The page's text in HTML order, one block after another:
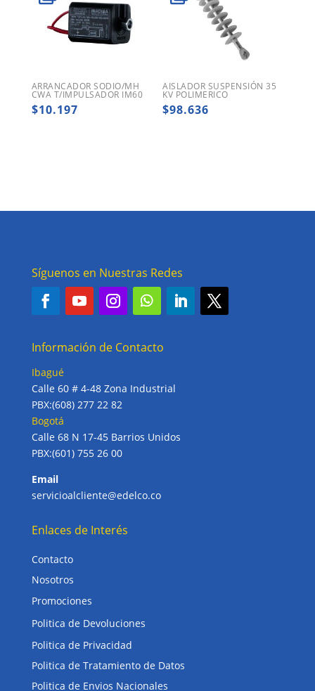
ARRANCADOR SODIO/MH
CWA T/IMPULSADOR IM60
$10.197
AISLADOR SUSPENSIÓN 35
KV POLIMERICO
$98.636
Síguenos en Nuestras Redes
Información de Contacto
Ibagué
Calle 60 # 4-48 Zona Industrial
PBX:(608) 277 22 82
Bogotá
Calle 68 N 17-45 Barrios Unidos
PBX:(601) 755 26 00
Email
servicioalcliente@edelco.co
Enlaces de Interés
Contacto
Nosotros
Promociones
Politica de Devoluciones
Politica de Privacidad
Politica de Tratamiento de Datos
Politica de Envios Nacionales